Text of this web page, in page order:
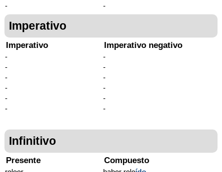
-
-
Imperativo
Imperativo
-
-
-
-
-
-
Imperativo negativo
-
-
-
-
-
-
Infinitivo
Presente Compuesto